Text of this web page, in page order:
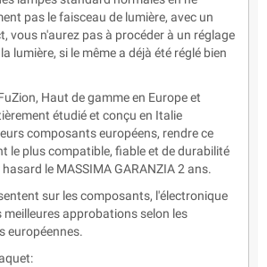
pas le faisceau de lumière, avec un
vous n'aurez pas à procéder à un réglage
lumière, si le même a déjà été réglé bien
Haut de gamme en Europe et
étudié et conçu en Italie
composants européens, rendre ce
le plus compatible, fiable et de durabilité
le MASSIMA GARANZIA 2 ans.
sur les composants, l'électronique
meilleures approbations selon les
européennes.